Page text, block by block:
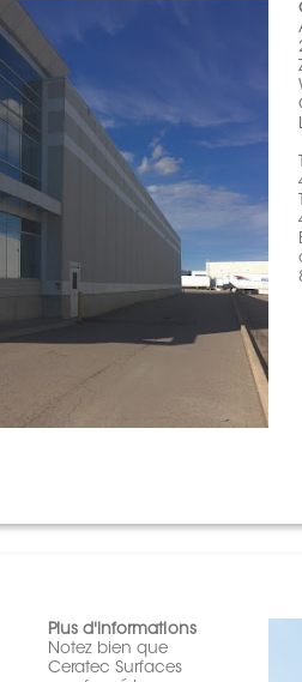
Plus d'informations
Notez bien que
Ceratec Surfaces